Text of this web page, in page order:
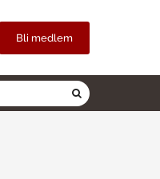
Bli medlem